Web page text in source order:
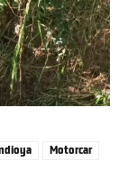
Motorcar